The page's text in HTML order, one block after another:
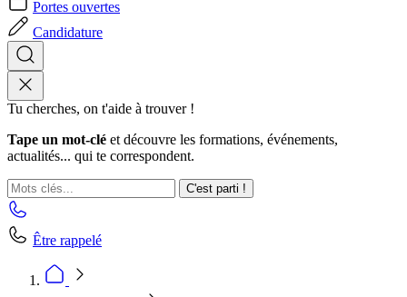
Portes ouvertes
Candidature
Tu cherches, on t'aide à trouver !
Tape un mot-clé et découvre les formations, événements,
actualités... qui te correspondent.
C'est parti !
Être rappelé